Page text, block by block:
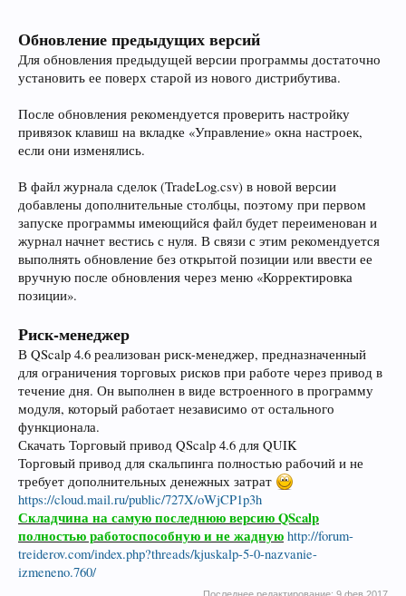
Обновление предыдущих версий
Для обновления предыдущей версии программы достаточно
установить ее поверх старой из нового дистрибутива.
После обновления рекомендуется проверить настройку
привязок клавиш на вкладке «Управление» окна настроек,
если они изменялись.
В файл журнала сделок (TradeLog.csv) в новой версии
добавлены дополнительные столбцы, поэтому при первом
запуске программы имеющийся файл будет переименован и
журнал начнет вестись с нуля. В связи с этим рекомендуется
выполнять обновление без открытой позиции или ввести ее
вручную после обновления через меню «Корректировка
позиции».
Риск-менеджер
В QScalp 4.6 реализован риск-менеджер, предназначенный
для ограничения торговых рисков при работе через привод в
течение дня. Он выполнен в виде встроенного в программу
модуля, который работает независимо от остального
функционала.
Скачать Торговый привод QScalp 4.6 для QUIK
Торговый привод для скальпинга полностью рабочий и не
требует дополнительных денежных затрат
https://cloud.mail.ru/public/727X/oWjCP1p3h
Складчина на самую последнюю версию QScalp
полностью работоспособную и не жадную http://forum-
treiderov.com/index.php?threads/kjuskalp-5-0-nazvanie-
izmeneno.760/